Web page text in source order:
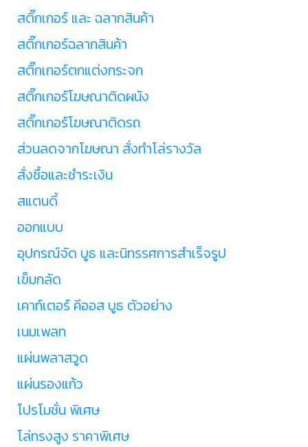
สติ๊กเกอร์ และ ฉลากสินค้า
สติ๊กเกอร์ฉลากสินค้า
สติ๊กเกอร์ตกแต่งกระจก
สติ๊กเกอร์โฆษณาติดผนัง
สติ๊กเกอร์โฆษณาติดรถ
ส่วนลดจากโฆษณา สั่งทำโล่รางวัล
สั่งซื้อและชำระเงิน
สแตนดี้
ออกแบบ
อุปกรณ์จัด บูธ และนิทรรศการสำเร็จรูป
เข็มกลัด
เคาท์เตอร์ คีออส บูธ ตัวอย่าง
เนมเพลท
แผ่นพลาสวูด
แผ่นรองแก้ว
โปรโมชั่น พิเศษ
โล่ทรงสูง ราคาพิเศษ